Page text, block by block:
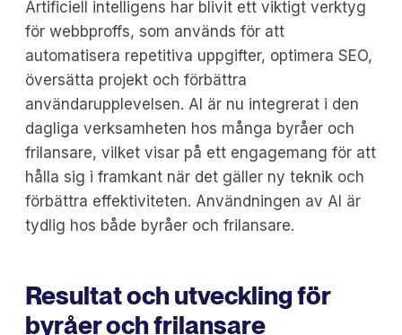
Artificiell intelligens har blivit ett viktigt verktyg
för webbproffs, som används för att
automatisera repetitiva uppgifter, optimera SEO,
översätta projekt och förbättra
användarupplevelsen. AI är nu integrerat i den
dagliga verksamheten hos många byråer och
frilansare, vilket visar på ett engagemang för att
hålla sig i framkant när det gäller ny teknik och
förbättra effektiviteten. Användningen av AI är
tydlig hos både byråer och frilansare.
Resultat och utveckling för
byråer och frilansare